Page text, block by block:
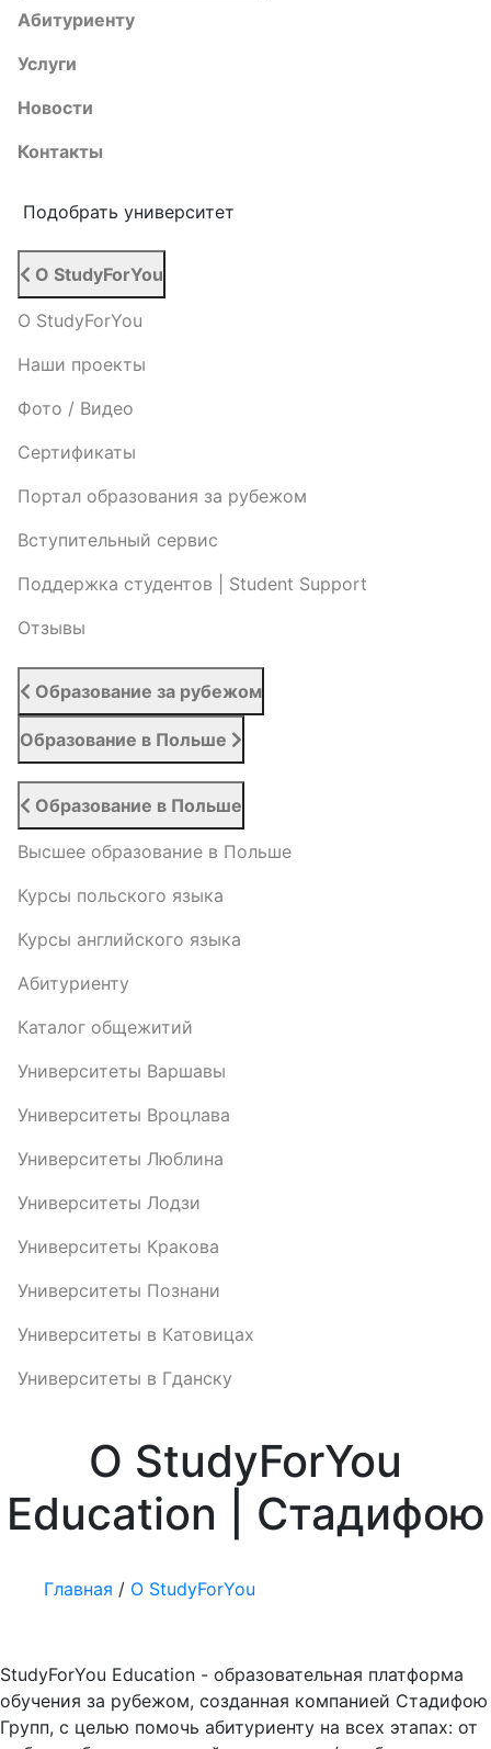
Абитуриенту
Услуги
Новости
Контакты
Подобрать университет
О StudyForYou
О StudyForYou
Наши проекты
Фото / Видео
Cертификаты
Портал образования за рубежом
Вступительный сервис
Поддержка студентов | Student Support
Отзывы
Образование за рубежом
Образование в Польше
Образование в Польше
Высшее образование в Польше
Курсы польского языка
Курсы английского языка
Абитуриенту
Каталог общежитий
Университеты Варшавы
Университеты Вроцлава
Университеты Люблина
Университеты Лодзи
Университеты Кракова
Университеты Познани
Университеты в Катовицах
Университеты в Гданску
О StudyForYou
Education | Стадифою
Главная / О StudyForYou
StudyForYou Education - образовательная платформа
обучения за рубежом, созданная компанией Стадифою
Групп, с целью помочь абитуриенту на всех этапах: от